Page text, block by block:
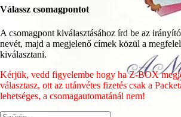
Válassz csomagpontot
A csomagpont kiválasztásához írd be az
nevét, majd a megjelenő címek közül a
kiválasztani.
Kérjük, vedd figyelembe hogy ha Z-BOX
választasz, ott az utánvétes fizetés csak a
lehetséges, a csomagautomatánál nem!